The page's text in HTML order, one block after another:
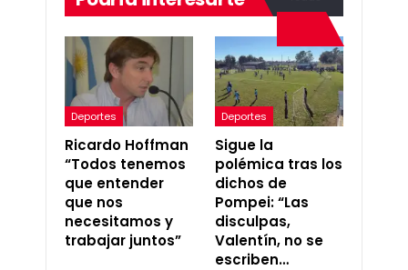
Deportes
Ricardo Hoffman
“Todos tenemos
que entender
que nos
necesitamos y
trabajar juntos”
Deportes
Sigue la
polémica tras los
dichos de
Pompei: “Las
disculpas,
Valentín, no se
escriben…